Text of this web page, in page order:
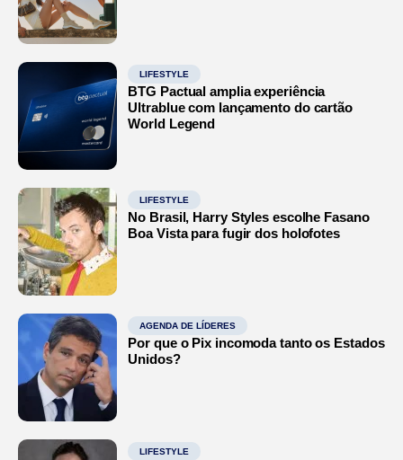
LIFESTYLE
BTG Pactual amplia experiência
Ultrablue com lançamento do cartão
World Legend
LIFESTYLE
No Brasil, Harry Styles escolhe Fasano
Boa Vista para fugir dos holofotes
AGENDA DE LÍDERES
Por que o Pix incomoda tanto os Estados
Unidos?
LIFESTYLE